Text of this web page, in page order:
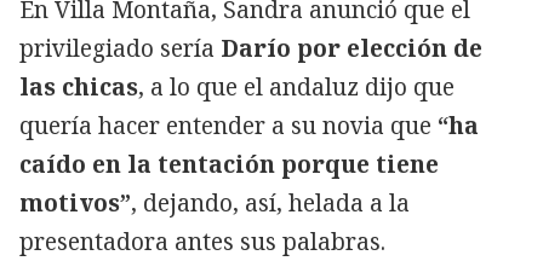
En Villa Montaña, Sandra anunció que el
privilegiado sería Darío por elección de
las chicas, a lo que el andaluz dijo que
quería hacer entender a su novia que “ha
caído en la tentación porque tiene
motivos”, dejando, así, helada a la
presentadora antes sus palabras.